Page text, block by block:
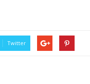
Twitter